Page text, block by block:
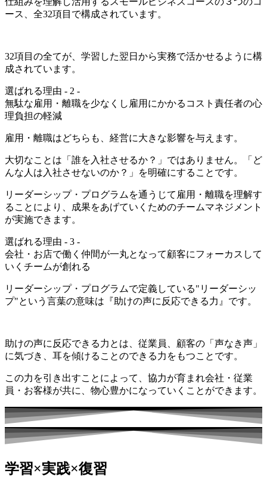
ース、全32項目で構成されています。
32項目の全てが、学習した翌日から実務で活かせるように構
成されています。
選ばれる理由 - 2 -
無駄な雇用・離職を少なくし雇用にかかるコスト責任者の心
理負担の軽減​
雇用・離職はどちらも、経営に大きな影響を与えます。
大切なことは「誰を入社させるか？」ではありません。「ど
んな人は入社させないのか？」を明確にすることです。
リーダーシップ・プログラムを通うじて雇用・離職を理解す
ることにより、成果をあげていくためのチームマネジメント
が実施できます。
選ばれる理由 - 3 -
会社・お店で働く仲間が一丸となって顧客にフォーカスして
いくチームが創れる​
リーダーシップ・プログラムで定義している"リーダーシッ
プ"という言葉の意味は『助けの声に反応できる力』です。
助けの声に反応できる力とは、従業員、顧客の「声なき声」
に気づき、耳を傾けることのできる力をもつことです。
この力を引き出すことによって、協力が育まれ会社・従業
員・お客様が共に、物心豊かになっていくことができます。
学習×実践×復習